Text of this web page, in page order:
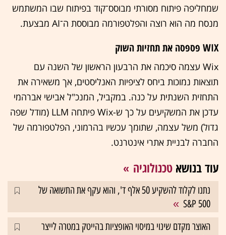
שמחליפה פיתוח מסורתי מבוסס־קוד בפיתוח שבו המשתמש
מנסח מה הוא רוצה והפלטפורמה מבוססת ה־AI מבצעת.
WIX פספסה את תחזיות השוק
Wix עצמה סיכמה את הרבעון הראשון של השנה עם
תוצאות נמוכות ביחס לציפיות האנליסטים, אך משאירה את
התחזית השנתית על כנה. במקביל, המנכ"ל אבישי אברהמי
עדכן את המשקיעים על כך ש-Wix פיתחה LLM (מודל שפה
גדול) משל עצמה, שתומך עכשיו בהרמוני, הפלטפורמה של
החברה לבניית אתרי אינטרנט.
עוד בנושא טכנולוגיה
נתנו לקלוד להשקיע 50 אלף ד', והוא עקף את התשואה של
S&P 500
האוצר מקדם שינוי במיסוי האופציות בהייטק במטרה לייצר